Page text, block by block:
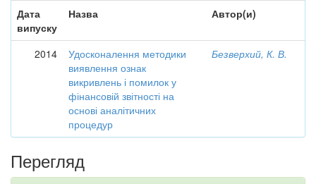
Дата
випуску
Назва Автор(и)
2014
Удосконалення методики
виявлення ознак
викривлень і помилок у
фінансовій звітності на
основі аналітичних
процедур
Безверхий, К. В.
Перегляд